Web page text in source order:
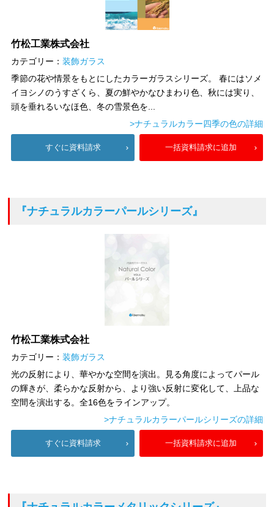
竹松工業株式会社
カテゴリー：装飾ガラス
季節の花や情景をもとにしたカラーガラスシリーズ。 春にはソメ
イヨシノのうすざくら、夏の鮮やかなひまわり色、秋には実り、
頭を垂れるいなほ色、冬の雪景色を...
>ナチュラルカラー四季の色の詳細
すぐに資料請求 一括資料請求に追加
『ナチュラルカラーパールシリーズ』
竹松工業株式会社
カテゴリー：装飾ガラス
光の反射により、華やかな空間を演出。見る角度によってパール
の輝きが、柔らかな反射から、より強い反射に変化して、上品な
空間を演出する。全16色をラインアップ。
>ナチュラルカラーパールシリーズの詳細
すぐに資料請求 一括資料請求に追加